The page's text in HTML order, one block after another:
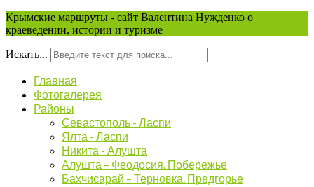
Крымские маршруты - сайт Валентина Нужденко о
краеведении, истории и туризме
Искать...
Главная
Фотогалерея
Районы
Севастополь - Ласпи
Ялта - Ласпи
Никита - Алушта
Алушта – Феодосия. Побережье
Бахчисарай – Терновка. Предгорье